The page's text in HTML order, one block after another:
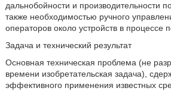
дальнобойности и производительности
также необходимостью ручного
операторов около устройств в процессе
Задача и технический результат
Основная техническая проблема (не
времени изобретательская задача),
эффективного применения известных